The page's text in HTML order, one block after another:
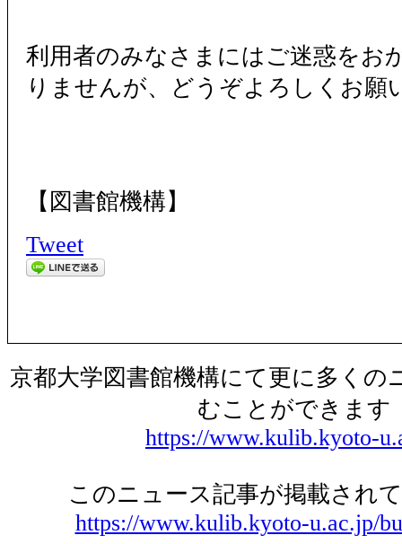
利用者のみなさまにはご迷惑をお
りませんが、どうぞよろしくお願
【図書館機構】
Tweet
京都大学図書館機構にて更に多くの
むことができます
https://www.kulib.kyoto-
このニュース記事が掲載され
https://www.kulib.kyoto-u.ac.jp/